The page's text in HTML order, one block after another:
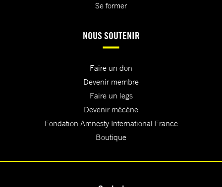
Se former
NOUS SOUTENIR
Faire un don
Devenir membre
Faire un legs
Devenir mécène
Fondation Amnesty International France
Boutique